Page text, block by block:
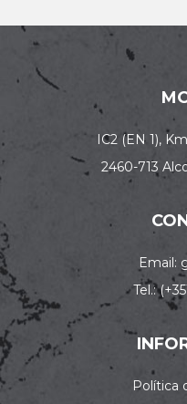
IC2 (EN 1),
2460-713
Email:
Tel.:
Política